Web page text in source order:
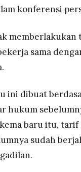
konferensi
sama
dibuat
hukum
baru itu, tarif
sudah